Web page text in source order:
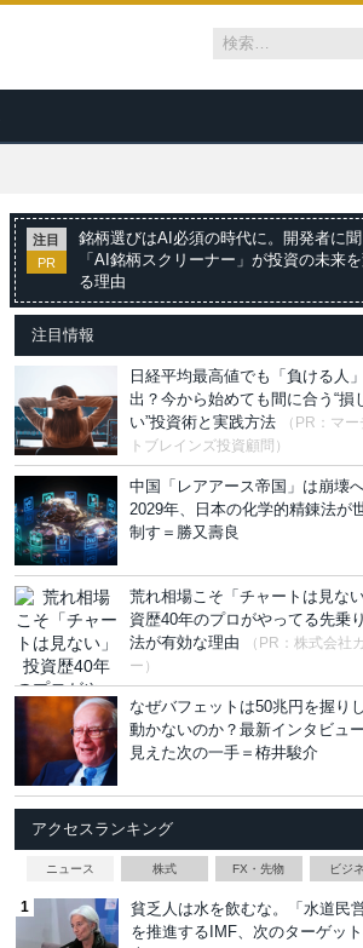
注目
PR
銘柄選びはAI必須の時代に。開発者に聞
「AI銘柄スクリーナー」が投資の未来を
る理由
注目情報
日経平均最高値でも「負ける人
出？今から始めても間に合う“損
い”投資術と実践方法
（PR：マ
トブレインズ投資顧問）
中国「レアアース帝国」は崩壊へ
2029年、日本の化学的精錬法が
制す＝勝又壽良
荒れ相場こそ「チャートは見な
資歴40年のプロがやってる先乗
法が有効な理由
（PR：株式会社
ー）
なぜバフェットは50兆円を握り
動かないのか？最新インタビュ
見えた次の一手＝栫井駿介
アクセスランキング
ニュース 株式 FX・先物 ビジ
貧乏人は水を飲むな。「水道民営
を推進するIMF、次のターゲッ